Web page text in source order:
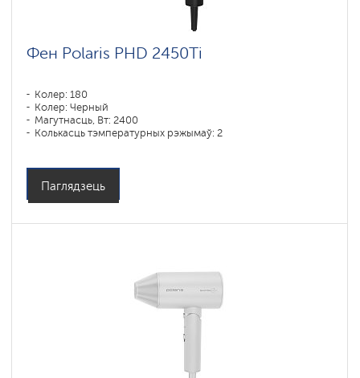
Фен Polaris PHD 2450Ti
Колер: 180
Колер: Черный
Магутнасць, Вт: 2400
Колькасць тэмпературных рэжымаў: 2
Паглядзець